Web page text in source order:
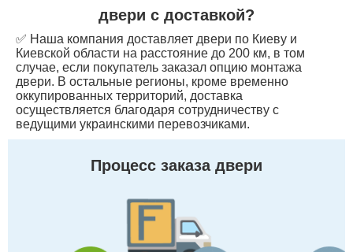
двери с доставкой?
✅ Наша компания доставляет двери по Киеву и
Киевской области на расстояние до 200 км, в том
случае, если покупатель заказал опцию монтажа
двери. В остальные регионы, кроме временно
оккупированных территорий, доставка
осуществляется благодаря сотрудничеству с
ведущими украинскими перевозчиками.
Процесс заказа двери